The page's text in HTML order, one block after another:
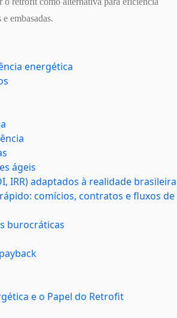
embasadas.
energética
ágeis
IRR) adaptados à realidade brasileira
comícios, contratos e fluxos de
burocráticas
e o Papel do Retrofit